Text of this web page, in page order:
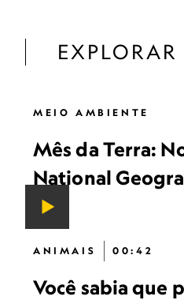
MEIO AMBIENTE
Mês da Terra:
National
ANIMAIS 00:42
Você sabia que